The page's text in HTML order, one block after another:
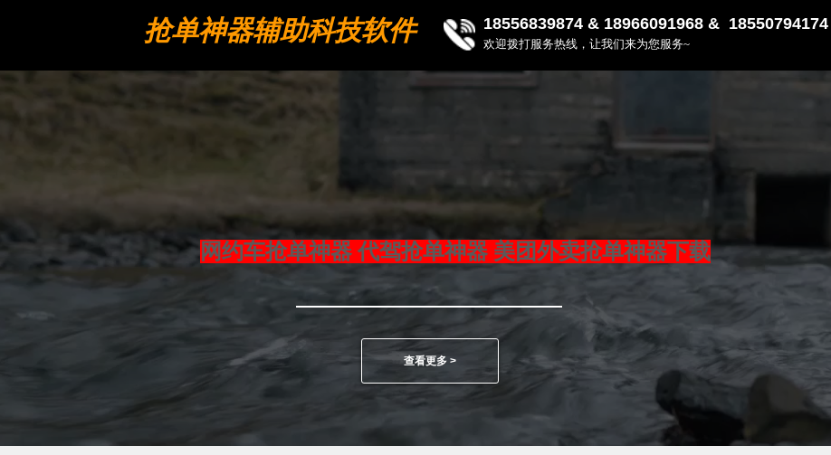
网约车抢单神器 代驾抢单神器 美团外卖抢单神器下载
查看更多 >
抢单神器辅助科技软件
工具
18556839874 & 18966091968 & 18550794174
欢迎拨打服务热线，让我们来为您服务~